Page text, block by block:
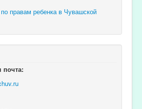
правам ребенка в Чувашской
почта: